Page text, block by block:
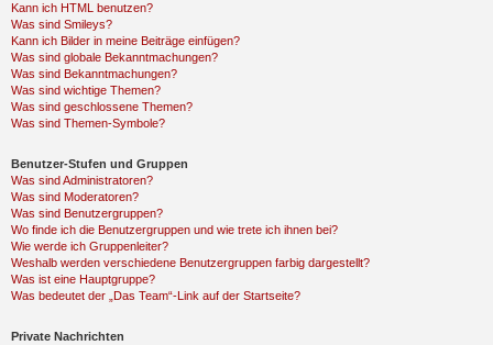
Kann ich HTML benutzen?
Was sind Smileys?
Kann ich Bilder in meine Beiträge einfügen?
Was sind globale Bekanntmachungen?
Was sind Bekanntmachungen?
Was sind wichtige Themen?
Was sind geschlossene Themen?
Was sind Themen-Symbole?
Benutzer-Stufen und Gruppen
Was sind Administratoren?
Was sind Moderatoren?
Was sind Benutzergruppen?
Wo finde ich die Benutzergruppen und wie trete ich ihnen bei?
Wie werde ich Gruppenleiter?
Weshalb werden verschiedene Benutzergruppen farbig dargestellt?
Was ist eine Hauptgruppe?
Was bedeutet der „Das Team“-Link auf der Startseite?
Private Nachrichten